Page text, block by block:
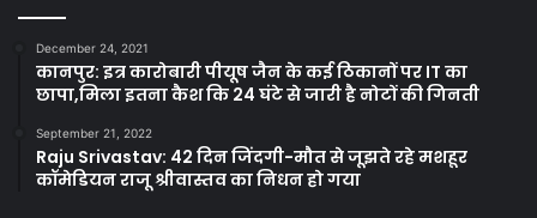
December 24, 2021
कानपुर: इत्र कारोबारी पीयूष जैन के कई ठिकानों पर IT का
छापा,मिला इतना कैश कि 24 घंटे से जारी है नोटों की गिनती
September 21, 2022
Raju Srivastav: 42 दिन जिंदगी-मौत से जूझते रहे मशहूर
कॉमेडियन राजू श्रीवास्तव का निधन हो गया